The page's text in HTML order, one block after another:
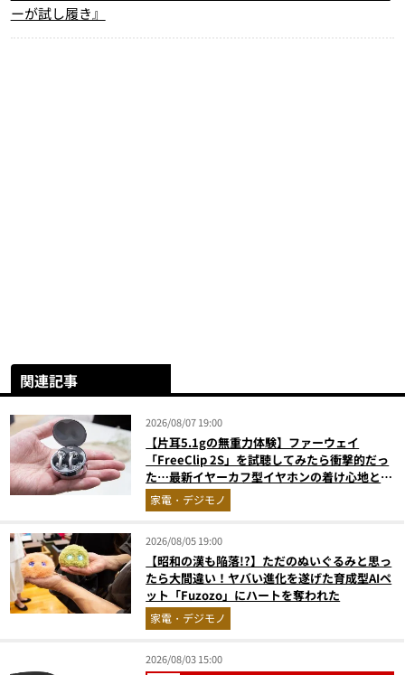
ーが試し履き』
関連記事
2026/08/07 19:00
【片耳5.1gの無重力体験】ファーウェイ
「FreeClip 2S」を試聴してみたら衝撃的だっ
た…最新イヤーカフ型イヤホンの着け心地とAI
技術に感動
家電・デジモノ
2026/08/05 19:00
【昭和の漢も陥落!?】ただのぬいぐるみと思っ
たら大間違い！ヤバい進化を遂げた育成型AIペ
ット「Fuzozo」にハートを奪われた
家電・デジモノ
2026/08/03 15:00